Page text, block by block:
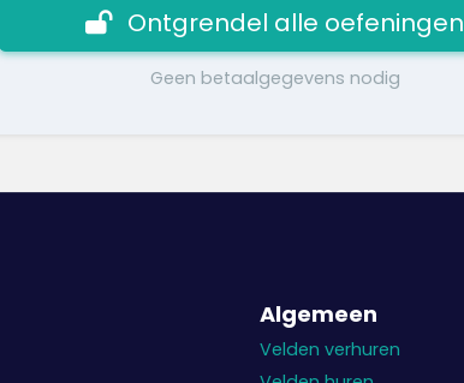
Ontgrendel alle oefeningen
Geen betaalgegevens nodig
Algemeen
Velden verhuren